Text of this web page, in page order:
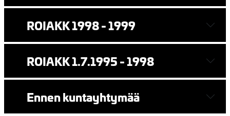
ROIAKK 1998 - 1999
ROIAKK 1.7.1995 - 1998
Ennen kuntayhtymää